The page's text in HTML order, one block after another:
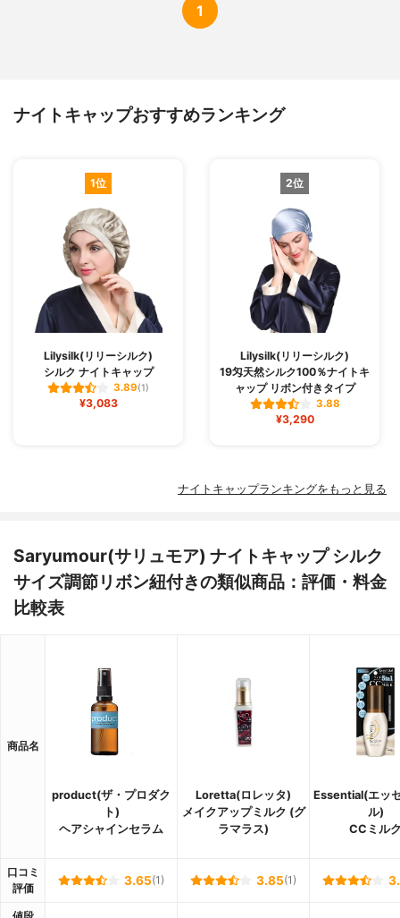
1
ナイトキャップおすすめランキング
1位
Lilysilk(リリーシルク)
シルク ナイトキャップ
3.89(1)
¥3,083
2位
Lilysilk(リリーシルク)
19匁天然シルク100％ナイトキ
ャップ リボン付きタイプ
3.88
¥3,290
ナイトキャップランキングをもっと見る
Saryumour(サリュモア) ナイトキャップ シルク
サイズ調節リボン紐付きの類似商品：評価・料金
比較表
商品名
product(ザ・プロダク
ト)
ヘアシャインセラム
Loretta(ロレッタ)
メイクアップミルク (グ
ラマラス)
Essential(エッ
ル)
CCミル
口コミ
評価
3.65(1) 3.85(1)